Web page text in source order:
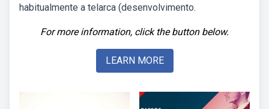
habitualmente a telarca (desenvolvimento.
For more information, click the button below.
LEARN MORE